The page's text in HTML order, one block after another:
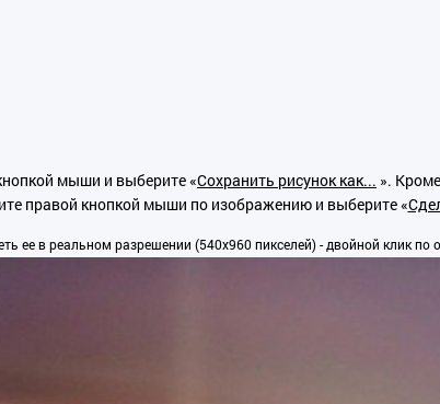
мыши и выберите «Сохранить рисунок как... ».
правой кнопкой мыши по изображению и выберите «
ее в реальном разрешении (540x960 пикселей) - двойной клик по